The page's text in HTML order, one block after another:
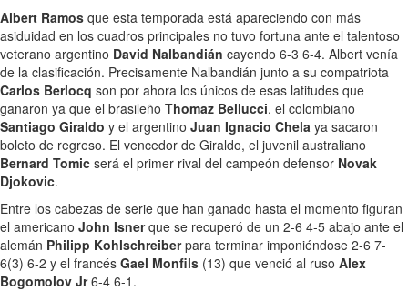
Albert Ramos que esta temporada está apareciendo con más
asiduidad en los cuadros principales no tuvo fortuna ante el talentoso
veterano argentino David Nalbandián cayendo 6-3 6-4. Albert venía
de la clasificación. Precisamente Nalbandián junto a su compatriota
Carlos Berlocq son por ahora los únicos de esas latitudes que
ganaron ya que el brasileño Thomaz Bellucci, el colombiano
Santiago Giraldo y el argentino Juan Ignacio Chela ya sacaron
boleto de regreso. El vencedor de Giraldo, el juvenil australiano
Bernard Tomic será el primer rival del campeón defensor Novak
Djokovic.
Entre los cabezas de serie que han ganado hasta el momento figuran
el americano John Isnerque se recuperó de un 2-6 4-5 abajo ante el
alemán Philipp Kohlschreiberpara terminar imponiéndose 2-6 7-
6(3) 6-2 y el francés Gael Monfils (13) que venció al ruso Alex
Bogomolov Jr6-4 6-1.